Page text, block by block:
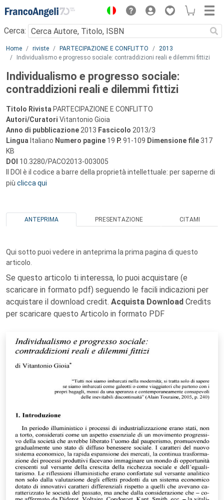
Menu
Cerca:
Main content
Home riviste PARTECIPAZIONE E CONFLITTO
2013
Individualismo e progresso sociale: contraddizioni reali e dilemmi fittizi
Individualismo e progresso sociale:
contraddizioni reali e dilemmi fittizi
Titolo Rivista PARTECIPAZIONE E CONFLITTO
Autori/Curatori Vitantonio Gioia
Anno di pubblicazione 2013 Fascicolo 2013/3
Lingua Italiano Numero pagine 19 P. 91-109 Dimensione file 317
KB
DOI 10.3280/PACO2013-003005
Il DOI è il codice a barre della proprietà intellettuale: per saperne di
più clicca qui
ANTEPRIMA PRESENTAZIONE CITAMI
Qui sotto puoi vedere in anteprima la prima pagina di questo
articolo.
Se questo articolo ti interessa, lo puoi acquistare (e
scaricare in formato pdf) seguendo le facili indicazioni per
acquistare il download credit. Acquista Download Credits
per scaricare questo Articolo in formato PDF